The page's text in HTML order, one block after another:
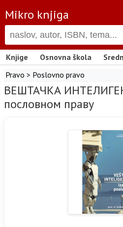
Mikro knjiga
Knjige Osnovna škola
Pravo > Poslovno pravo
ВЕШТАЧКА
пословном праву